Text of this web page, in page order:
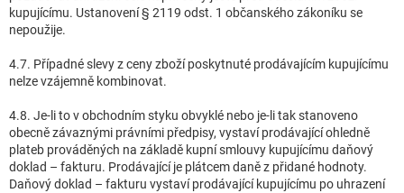
kupujícímu. Ustanovení § 2119 odst. 1 občanského zákoníku se
nepoužije.
4.7. Případné slevy z ceny zboží poskytnuté prodávajícím kupujícímu
nelze vzájemně kombinovat.
4.8. Je-li to v obchodním styku obvyklé nebo je-li tak stanoveno
obecně závaznými právními předpisy, vystaví prodávající ohledně
plateb prováděných na základě kupní smlouvy kupujícímu daňový
doklad – fakturu. Prodávající je plátcem daně z přidané hodnoty.
Daňový doklad – fakturu vystaví prodávající kupujícímu po uhrazení